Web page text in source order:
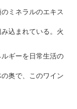
ミネラルのエキス
込まれている。火
ギーを日常生活の
奥で、このワイン